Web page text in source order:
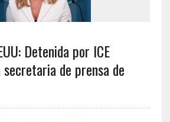
Detenida por ICE
secretaria de prensa de